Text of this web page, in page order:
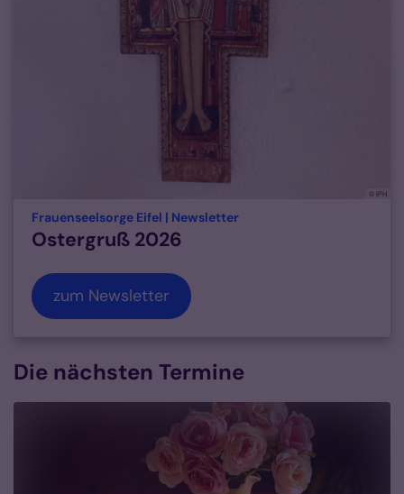
© IPH
Frauenseelsorge Eifel | Newsletter:
Ostergruß 2026
zum Newsletter
Die nächsten Termine